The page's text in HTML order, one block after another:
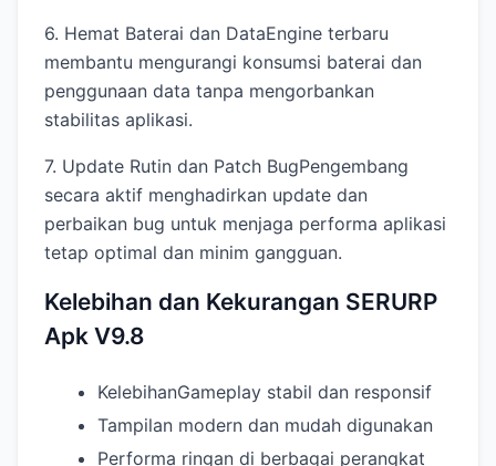
6. Hemat Baterai dan DataEngine terbaru
membantu mengurangi konsumsi baterai dan
penggunaan data tanpa mengorbankan
stabilitas aplikasi.
7. Update Rutin dan Patch BugPengembang
secara aktif menghadirkan update dan
perbaikan bug untuk menjaga performa aplikasi
tetap optimal dan minim gangguan.
Kelebihan dan Kekurangan SERURP
Apk V9.8
KelebihanGameplay stabil dan responsif
Tampilan modern dan mudah digunakan
Performa ringan di berbagai perangkat